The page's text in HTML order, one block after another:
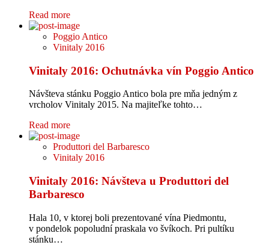
Read more
Poggio Antico
Vinitaly 2016
Vinitaly 2016: Ochutnávka vín Poggio Antico
Návšteva stánku Poggio Antico bola pre mňa jedným z
vrcholov Vinitaly 2015. Na majiteľke tohto…
Read more
Produttori del Barbaresco
Vinitaly 2016
Vinitaly 2016: Návšteva u Produttori del
Barbaresco
Hala 10, v ktorej boli prezentované vína Piedmontu,
v pondelok popoludní praskala vo švíkoch. Pri pultíku
stánku…